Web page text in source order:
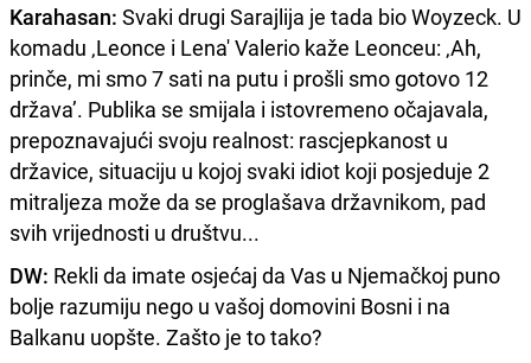
Karahasan: Svaki drugi Sarajlija je tada bio Woyzeck. U
komadu ‚Leonce i Lena' Valerio kaže Leonceu: ‚Ah,
prinče, mi smo 7 sati na putu i prošli smo gotovo 12
država’. Publika se smijala i istovremeno očajavala,
prepoznavajući svoju realnost: rascjepkanost u
državice, situaciju u kojoj svaki idiot koji posjeduje 2
mitraljeza može da se proglašava državnikom, pad
svih vrijednosti u društvu...
DW: Rekli da imate osjećaj da Vas u Njemačkoj puno
bolje razumiju nego u vašoj domovini Bosni i na
Balkanu uopšte. Zašto je to tako?